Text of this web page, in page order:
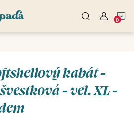
kabát -
- vel. XL -